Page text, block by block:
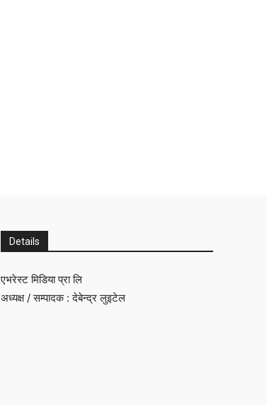
Details
एभरेस्ट मिडिया प्रा लि
अध्यक्ष / सम्पादक : देबेन्द्र लुइटेल